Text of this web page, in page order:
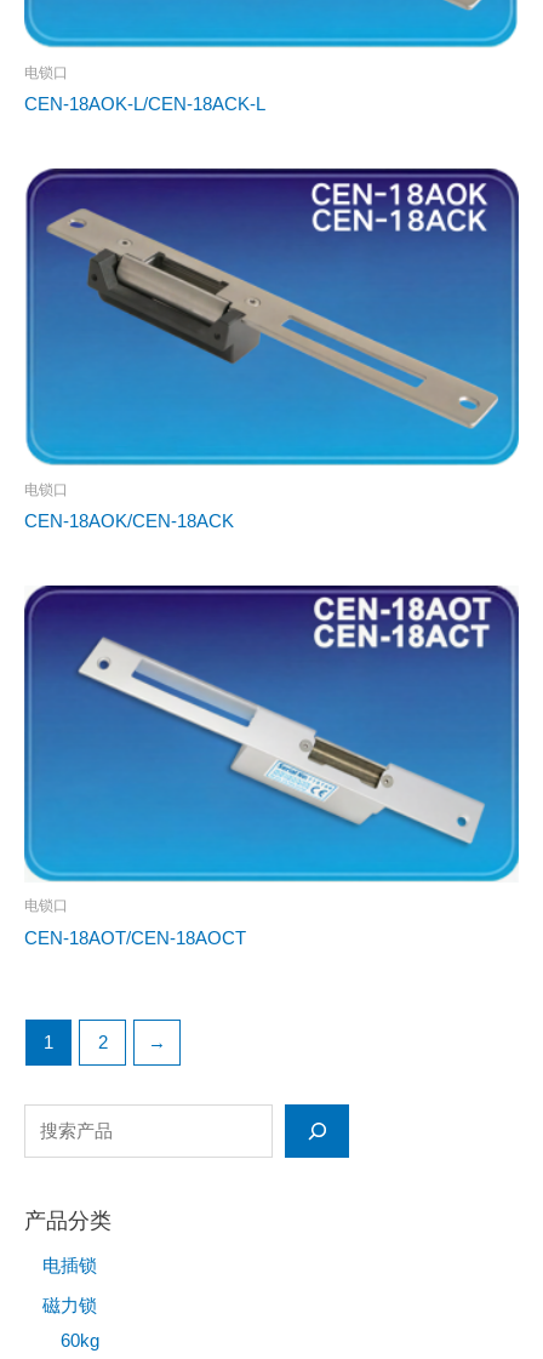
产品分类
电插锁
磁力锁
60kg
电锁口
CEN-18AOK-L/CEN-18ACK-L
电锁口
CEN-18AOK/CEN-18ACK
电锁口
CEN-18AOT/CEN-18AOCT
1 2 →